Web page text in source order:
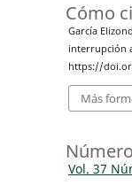
Cómo
García
interrupción
https://
Más
Número
Vol. 37